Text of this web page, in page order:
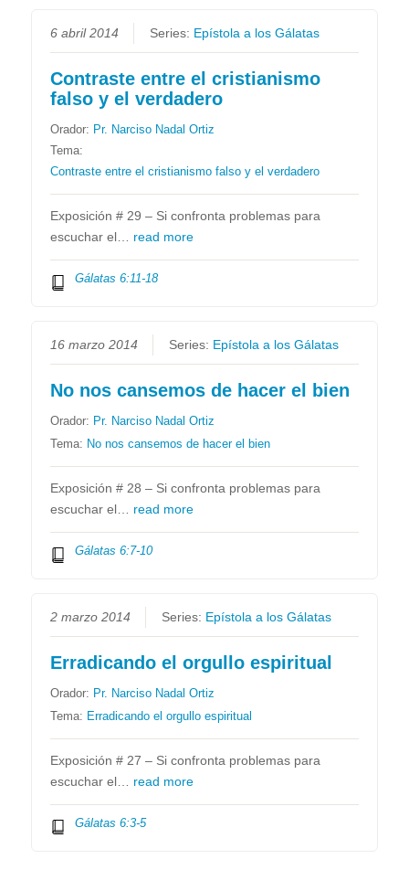
6 abril 2014 Series: Epístola a los Gálatas
Contraste entre el cristianismo
falso y el verdadero
Orador: Pr. Narciso Nadal Ortiz
Tema:
Contraste entre el cristianismo falso y el verdadero
Exposición # 29 – Si confronta problemas para
escuchar el… read more
Gálatas 6:11-18
16 marzo 2014 Series: Epístola a los Gálatas
No nos cansemos de hacer el bien
Orador: Pr. Narciso Nadal Ortiz
Tema: No nos cansemos de hacer el bien
Exposición # 28 – Si confronta problemas para
escuchar el… read more
Gálatas 6:7-10
2 marzo 2014 Series: Epístola a los Gálatas
Erradicando el orgullo espiritual
Orador: Pr. Narciso Nadal Ortiz
Tema: Erradicando el orgullo espiritual
Exposición # 27 – Si confronta problemas para
escuchar el… read more
Gálatas 6:3-5